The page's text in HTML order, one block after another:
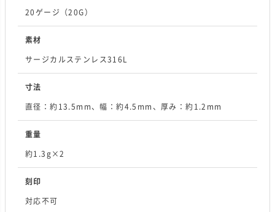
20ゲージ（20G）
素材
サージカルステンレス316L
寸法
直径：約13.5mm、幅：約4.5mm、厚み：約1.2mm
重量
約1.3g×2
刻印
対応不可